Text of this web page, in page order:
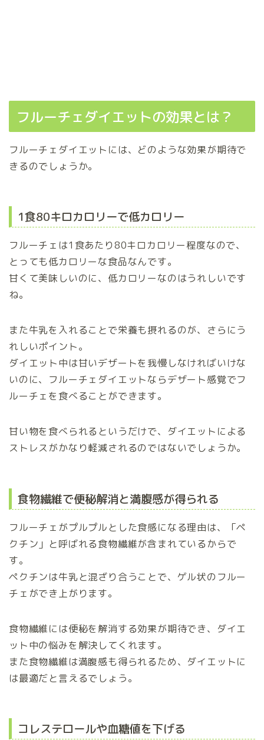
フルーチェダイエットの効果とは？
フルーチェダイエットには、どのような効果が期待で
きるのでしょうか。
1食80キロカロリーで低カロリー
フルーチェは1食あたり80キロカロリー程度なので、
とっても低カロリーな食品なんです。
甘くて美味しいのに、低カロリーなのはうれしいです
ね。
また牛乳を入れることで栄養も摂れるのが、さらにう
れしいポイント。
ダイエット中は甘いデザートを我慢しなければいけな
いのに、フルーチェダイエットならデザート感覚でフ
ルーチェを食べることができます。
甘い物を食べられるというだけで、ダイエットによる
ストレスがかなり軽減されるのではないでしょうか。
食物繊維で便秘解消と満腹感が得られる
フルーチェがプルプルとした食感になる理由は、「ペ
クチン」と呼ばれる食物繊維が含まれているからで
す。
ペクチンは牛乳と混ざり合うことで、ゲル状のフルー
チェができ上がります。
食物繊維には便秘を解消する効果が期待でき、ダイエ
ット中の悩みを解決してくれます。
また食物繊維は満腹感も得られるため、ダイエットに
は最適だと言えるでしょう。
コレステロールや血糖値を下げる